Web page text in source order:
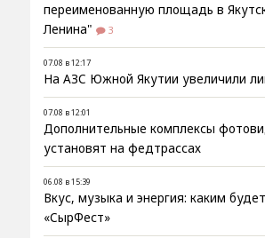
переименованную площадь в
Ленина"
3
07.08 в 12:17
На АЗС Южной Якутии увеличили
07.08 в 12:01
Дополнительные комплексы
установят на федтрассах
06.08 в 15:39
Вкус, музыка и энергия: каким
«СырФест»